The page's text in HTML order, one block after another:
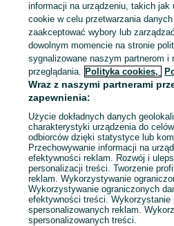
Strona główna Zwierzęta Akcesoria dla
Klatki i woliery
Klatki i woliery -
KATEGORIA
ID:1003005859
Zadzwoń / SMS
informacji na urządzeniu, takich
cookie w celu przetwarzania
zaakceptować wybory lub
dowolnym momencie na stronie
sygnalizowane naszym partnerom i
przeglądania. Polityka cookies,
Wraz z naszymi partnerami
zapewnienia:
Użycie dokładnych danych
charakterystyki urządzenia do
odbiorców dzięki statystyce lub
Przechowywanie informacji na
efektywności reklam. Rozwój i
personalizacji treści. Tworzenie
reklam. Wykorzystywanie
Wykorzystywanie ograniczonych
efektywności treści. Wykorzystanie
spersonalizowanych reklam.
spersonalizowanych treści.